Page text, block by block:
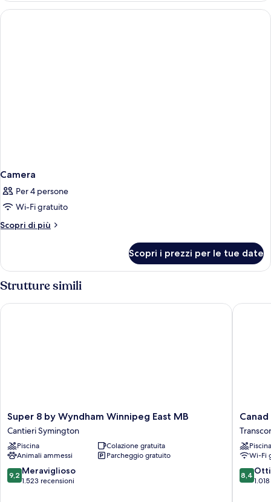
Camera
Per 4 persone
Wi-Fi gratuito
Scopri di più
Altri
Scopri i prezzi per le tue date
Strutture simili
Super
8
by
Wyndham
Winnipeg
East
MB
Super 8 by Wyndham Winnipeg East MB
Cantieri Symington
Piscina
Colazione gratuita
Animali ammessi
Parcheggio gratuito
9.2
su
9,2 Meraviglioso
1.523 recensioni
Super 8 by Wyndham Winnipeg East MB
Canad
Inns
Centre
Piscina
Wi-Fi
8.4
su
8,4
Canad